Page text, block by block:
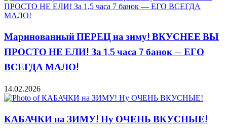
Маринованный ПЕРЕЦ на зиму! ВКУСНЕЕ ВЫ
ПРОСТО НЕ ЕЛИ! За 1,5 часа 7 банок — ЕГО
ВСЕГДА МАЛО!
14.02.2026
КАБАЧКИ на ЗИМУ! Ну ОЧЕНЬ ВКУСНЫЕ!